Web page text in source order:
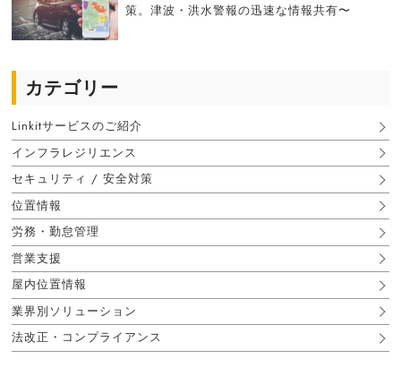
策。津波・洪水警報の迅速な情報共有〜
カテゴリー
Linkitサービスのご紹介
インフラレジリエンス
セキュリティ / 安全対策
位置情報
労務・勤怠管理
営業支援
屋内位置情報
業界別ソリューション
法改正・コンプライアンス